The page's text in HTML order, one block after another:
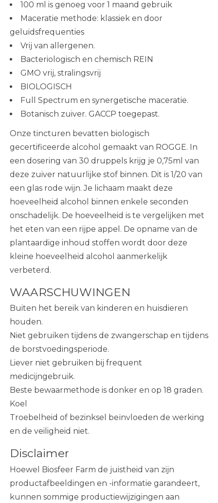
100 ml is genoeg voor 1 maand gebruik
Maceratie methode: klassiek en door
geluidsfrequenties
Vrij van allergenen.
Bacteriologisch en chemisch REIN
GMO vrij, stralingsvrij
BIOLOGISCH
Full Spectrum en synergetische maceratie.
Botanisch zuiver. GACCP toegepast.
Onze tincturen bevatten biologisch
gecertificeerde alcohol gemaakt van ROGGE. In
een dosering van 30 druppels krijg je 0,75ml van
deze zuiver natuurlijke stof binnen. Dit is 1/20 van
een glas rode wijn. Je lichaam maakt deze
hoeveelheid alcohol binnen enkele seconden
onschadelijk. De hoeveelheid is te vergelijken met
het eten van een rijpe appel. De opname van de
plantaardige inhoud stoffen wordt door deze
kleine hoeveelheid alcohol aanmerkelijk
verbeterd.
WAARSCHUWINGEN
Buiten het bereik van kinderen en huisdieren
houden.
Niet gebruiken tijdens de zwangerschap en tijdens
de borstvoedingsperiode.
Liever niet gebruiken bij frequent
medicijngebruik.
Beste bewaarmethode is donker en op 18 graden.
Koel
Troebelheid of bezinksel beïnvloeden de werking
en de veiligheid niet.
Disclaimer
Hoewel Biosfeer Farm de juistheid van zijn
productafbeeldingen en -informatie garandeert,
kunnen sommige productiewijzigingen aan